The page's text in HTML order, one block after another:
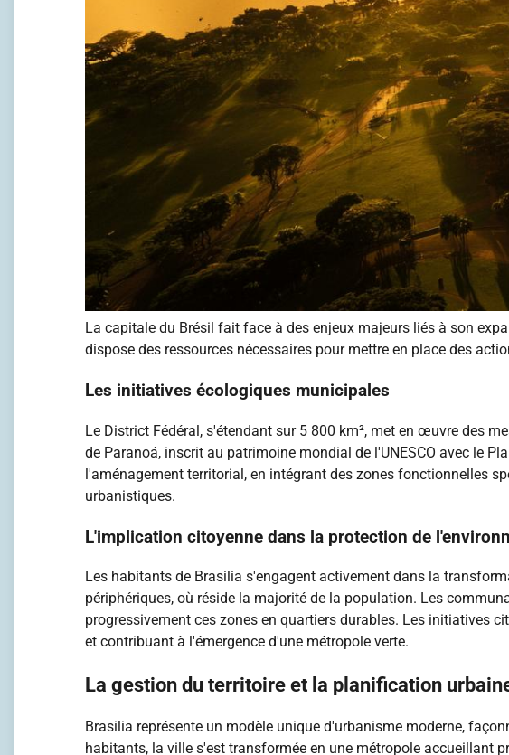
La capitale du Brésil fait face à des enjeux majeurs liés à son
dispose des ressources nécessaires pour mettre en place des
Les initiatives écologiques municipales
Le District Fédéral, s'étendant sur 5 800 km², met en œuvre des
de Paranoá, inscrit au patrimoine mondial de l'UNESCO avec le
l'aménagement territorial, en intégrant des zones fonctionnelles
urbanistiques.
L'implication citoyenne dans la protection de
Les habitants de Brasilia s'engagent activement dans la
périphériques, où réside la majorité de la population. Les
progressivement ces zones en quartiers durables. Les initiatives
et contribuant à l'émergence d'une métropole verte.
La gestion du territoire et la planification
Brasilia représente un modèle unique d'urbanisme moderne,
habitants, la ville s'est transformée en une métropole accueillant